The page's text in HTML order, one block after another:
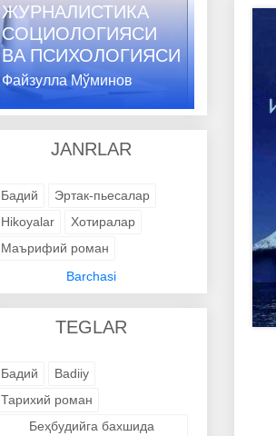
ЖУРНАЛИСТИКА
СОЦИОЛОГИЯСИ
ВA ПСИХОЛОГИЯСИ
Файзулла Мўминов
JANRLAR
Бадий
Эртак-пьесалар
Hikoyalar
Хотиралар
Маърифий роман
Адабий-бадиий
Avtobiografik
Avtobiografik
Avtobiografik
Avtobiografik
Avtobiografik
Badiiy
Barchasi
TEGLAR
Бадий
Badiiy
Тарихий роман
Беҳбудийга бахшида